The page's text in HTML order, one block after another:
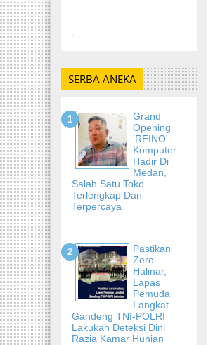
-
SERBA ANEKA
Grand
Opening
'REINO'
Komputer
Hadir Di
Medan,
Salah Satu Toko
Terlengkap Dan
Terpercaya
Pastikan
Zero
Halinar,
Lapas
Pemuda
Langkat
Gandeng TNI-POLRI
Lakukan Deteksi Dini
Razia Kamar Hunian